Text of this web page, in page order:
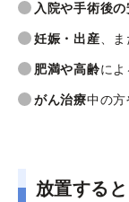
入院や手術後の
妊娠・出産 、
肥満や高齢に
がん治療中の
放置する